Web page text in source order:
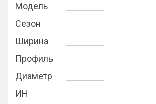
Модель
Сезон
Ширина
Профиль
Диаметр
ИН